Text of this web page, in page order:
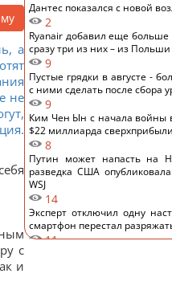
а
не
с
и
Дантес показался с новой
2
Ryanair добавил еще больше
сразу три из них – из Польши
9
Пустые грядки в августе -
с ними сделать после сбора
9
Ким Чен Ын с начала войны
$22 миллиарда
8
Путин может напасть на
разведка США
WSJ
14
Эксперт отключил одну
смартфон перестал
11